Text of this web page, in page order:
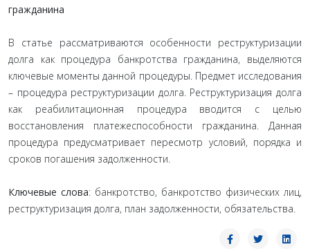
гражданина
В статье рассматриваются особенности реструктуризации
долга как процедура банкротства гражданина, выделяются
ключевые моменты данной процедуры. Предмет исследования
– процедура реструктуризации долга. Реструктуризация долга
как реабилитационная процедура вводится с целью
восстановления платежеспособности гражданина. Данная
процедура предусматривает пересмотр условий, порядка и
сроков погашения задолженности.
Ключевые слова: банкротство, банкротство физических лиц,
реструктуризация долга, план задолженности, обязательства.